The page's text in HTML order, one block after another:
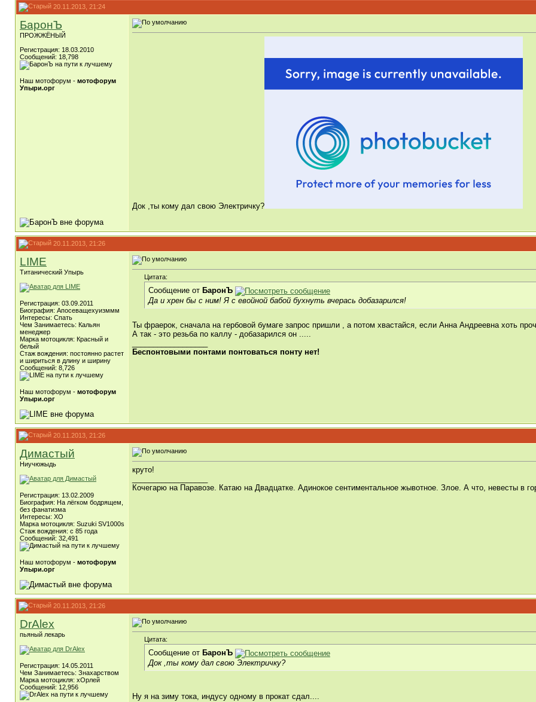
20.11.2013, 21:24
БаронЪ
ПРОЖЖЁНЫЙ
Регистрация: 18.03.2010
Сообщений: 18,798
Наш мотофорум - мотофорум
Упыри.орг
Док ,ты кому дал свою Электричку?
20.11.2013, 21:26
LIME
Титанический Упырь
Регистрация: 03.09.2011
Биография: Апосеващехуизммм
Интересы: Спать
Чем Занимаетесь: Кальян
менеджер
Марка мотоцикля: Красный и
белый
Стаж вождения: постоянно растет
и шириться в длину и ширину
Сообщений: 8,726
Наш мотофорум - мотофорум
Упыри.орг
Цитата:
Сообщение от БаронЪ
Да и хрен бы с ним! Я с евойной бабой бухнуть вчерась добазарился!
Ты фраерок, сначала на гербовой бумаге запрос пришли , а потом хвастайся, если Анна Андреевна хоть
А так - это резьба по каллу - добазарился он .....
Беспонтовыми понтами понтоваться понту нет!
20.11.2013, 21:26
Димастый
Ниучюжыдь
Регистрация: 13.02.2009
Биография: На лёгком бодрящем,
без фанатизма
Интересы: ХО
Марка мотоцикля: Suzuki SV1000s
Стаж вождения: с 85 года
Сообщений: 32,491
Наш мотофорум - мотофорум
Упыри.орг
круто!
Кочегарю на Паравозе. Катаю на Двадцатке. Адинокое сентиментальное жывотное. Злое. А что, невесты в
20.11.2013, 21:26
DrAlex
пьяный лекарь
Регистрация: 14.05.2011
Чем Занимаетесь: Знахарством
Марка мотоцикля: хОрлей
Сообщений: 12,956
Цитата:
Сообщение от БаронЪ
Док ,ты кому дал свою Электричку?
Ну я на зиму тока, индусу одному в прокат сдал....